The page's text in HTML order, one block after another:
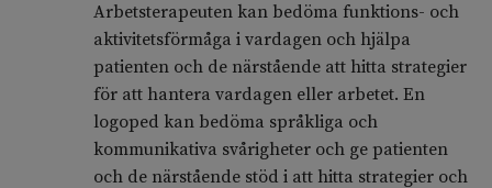
Arbetsterapeuten kan bedöma funktions- och
aktivitetsförmåga i vardagen och hjälpa
patienten och de närstående att hitta strategier
för att hantera vardagen eller arbetet. En
logoped kan bedöma språkliga och
kommunikativa svårigheter och ge patienten
och de närstående stöd i att hitta strategier och